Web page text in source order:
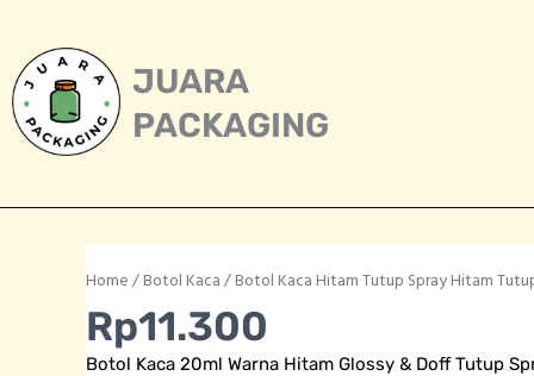
content
JUARA
PACKAGING
Home/Botol Kaca/ Botol Kaca Hitam Tutup Spray Hitam
Rp11.300
Botol Kaca 20ml Warna Hitam Glossy & Doff Tutup